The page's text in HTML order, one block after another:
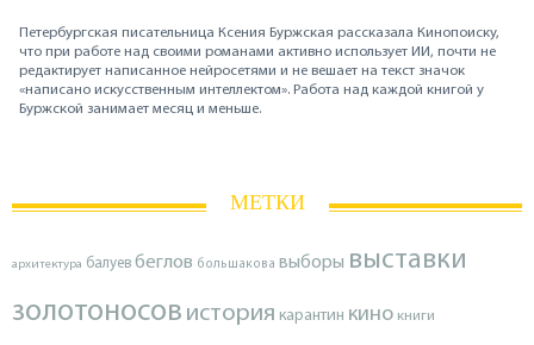
Петербургская писательница Ксения Буржская рассказала Кинопоиску,
что при работе над своими романами активно использует ИИ, почти не
редактирует написанное нейросетями и не вешает на текст значок
«написано искусственным интеллектом». Работа над каждой книгой у
Буржской занимает месяц и меньше.
МЕТКИ
архитектура балуев беглов большакова выборы выставки
золотоносов история карантин кино книги